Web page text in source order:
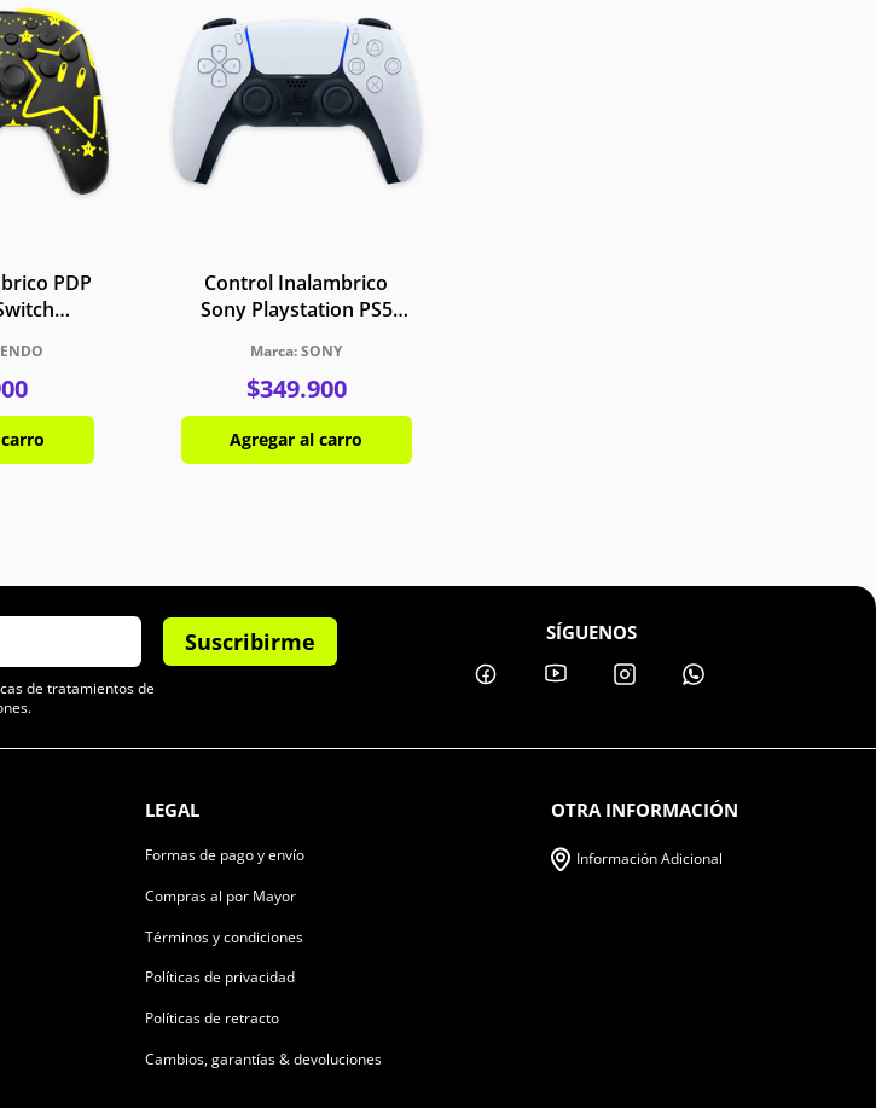
PDP
Control Inalambrico
Sony Playstation PS5
SONY
$349.900
Agregar al carro
Suscribirme
de tratamientos de
SÍGUENOS
LEGAL
Formas de pago y envío
Compras al por Mayor
Términos y condiciones
Políticas de privacidad
Políticas de retracto
Cambios, garantías & devoluciones
OTRA INFORMACIÓN
Información Adicional